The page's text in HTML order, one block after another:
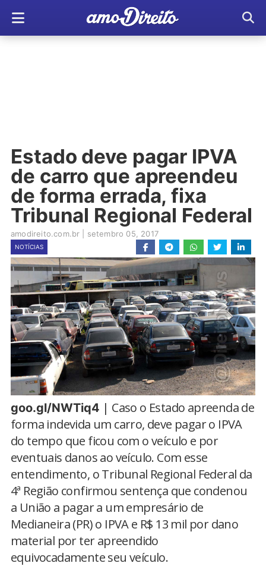
Estado deve pagar IPVA
de carro que apreendeu
de forma errada, fixa
Tribunal Regional Federal
amodireito.com.br setembro 05, 2017
NOTÍCIAS
goo.gl/NWTiq4 | Caso o Estado apreenda de
forma indevida um carro, deve pagar o IPVA
do tempo que ficou com o veículo e por
eventuais danos ao veículo. Com esse
entendimento, o Tribunal Regional Federal da
4ª Região confirmou sentença que condenou
a União a pagar a um empresário de
Medianeira (PR) o IPVA e R$ 13 mil por dano
material por ter apreendido
equivocadamente seu veículo.